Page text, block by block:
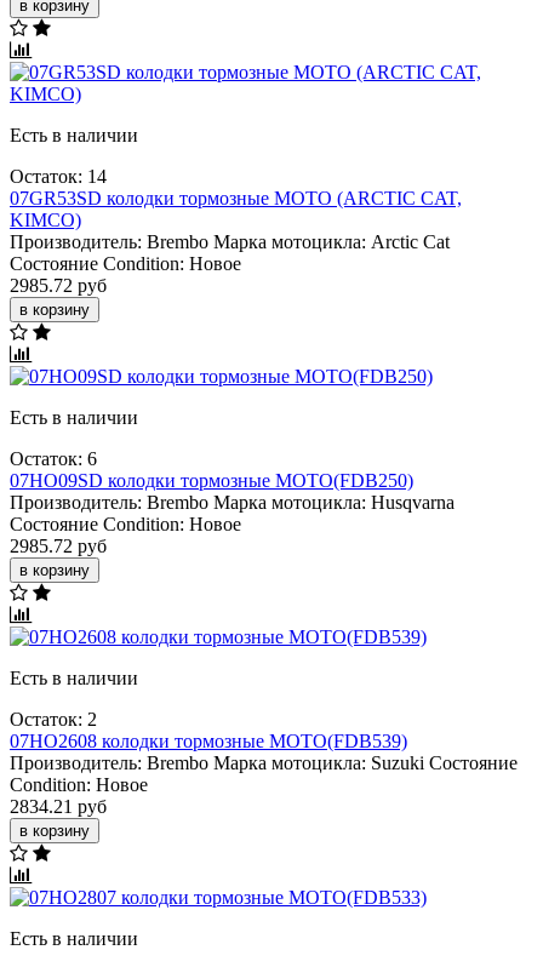
в корзину
Есть в наличии
Остаток: 14
07GR53SD колодки тормозные МОТО (ARCTIC CAT,
KIMCO)
Производитель: Brembo Марка мотоцикла: Arctic Cat
Состояние Condition: Новое
2985.72 руб
в корзину
Есть в наличии
Остаток: 6
07HO09SD колодки тормозные МОТО(FDB250)
Производитель: Brembo Марка мотоцикла: Husqvarna
Состояние Condition: Новое
2985.72 руб
в корзину
Есть в наличии
Остаток: 2
07HO2608 колодки тормозные МОТО(FDB539)
Производитель: Brembo Марка мотоцикла: Suzuki Состояние
Condition: Новое
2834.21 руб
в корзину
Есть в наличии